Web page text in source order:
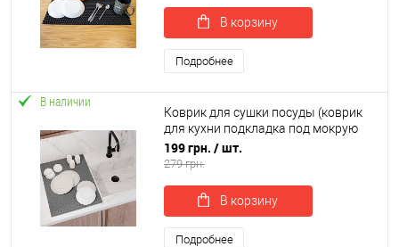
В корзину
Подробнее
В наличии
Коврик для сушки посуды (коврик
для кухни подкладка под мокрую
посуду) 50х30 см OSPORT (R-00019)
199 грн. / шт.
279 грн.
В корзину
Подробнее